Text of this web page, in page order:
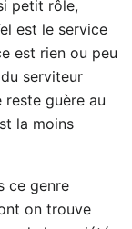
petit rôle,
est le service
est rien ou peu
serviteur
guère au
la moins
ce genre
on trouve